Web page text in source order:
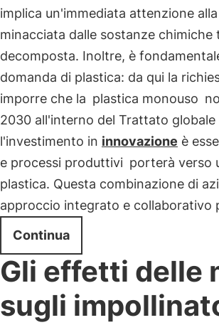
implica un'immediata attenzione alla
minacciata dalle sostanze
decomposta. Inoltre, è
domanda di plastica: da qui la
imporre che la plastica monouso
2030 all'interno del Trattato globale
l'investimento in innovazione è
e processi produttivi porterà verso
plastica. Questa combinazione di
approccio integrato e collaborativo
Continua
Gli effetti delle
sugli